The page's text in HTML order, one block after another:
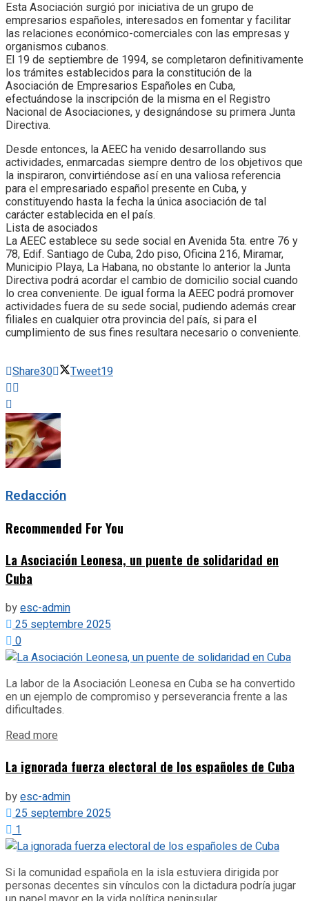
Esta Asociación surgió por iniciativa de un grupo de
empresarios españoles, interesados en fomentar y facilitar
las relaciones económico-comerciales con las empresas y
organismos cubanos.
El 19 de septiembre de 1994, se completaron definitivamente
los trámites establecidos para la constitución de la
Asociación de Empresarios Españoles en Cuba,
efectuándose la inscripción de la misma en el Registro
Nacional de Asociaciones, y designándose su primera Junta
Directiva.
Desde entonces, la AEEC ha venido desarrollando sus
actividades, enmarcadas siempre dentro de los objetivos que
la inspiraron, convirtiéndose así en una valiosa referencia
para el empresariado español presente en Cuba, y
constituyendo hasta la fecha la única asociación de tal
carácter establecida en el país.
Lista de asociados
La AEEC establece su sede social en Avenida 5ta. entre 76 y
78, Edif. Santiago de Cuba, 2do piso, Oficina 216, Miramar,
Municipio Playa, La Habana, no obstante lo anterior la Junta
Directiva podrá acordar el cambio de domicilio social cuando
lo crea conveniente. De igual forma la AEEC podrá promover
actividades fuera de su sede social, pudiendo además crear
filiales en cualquier otra provincia del país, si para el
cumplimiento de sus fines resultara necesario o conveniente.
Share30 Tweet19
Redacción
Recommended For You
La Asociación Leonesa, un puente de solidaridad en
Cuba
byesc-admin
25 septembre 2025
0
La labor de la Asociación Leonesa en Cuba se ha convertido
en un ejemplo de compromiso y perseverancia frente a las
dificultades.
Read more
La ignorada fuerza electoral de los españoles de Cuba
byesc-admin
25 septembre 2025
1
Si la comunidad española en la isla estuviera dirigida por
personas decentes sin vínculos con la dictadura podría jugar